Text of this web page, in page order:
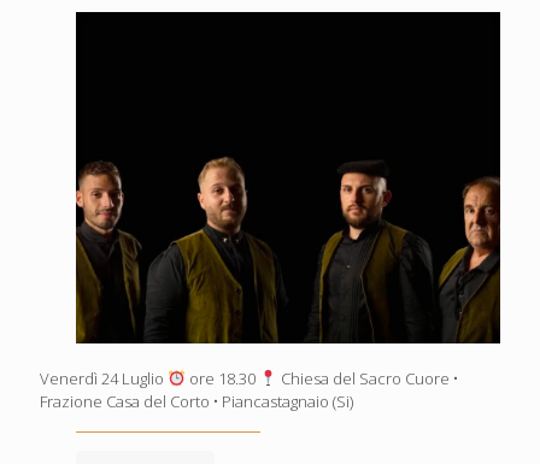
Venerdì 24 Luglio ore 18.30
Chiesa del Sacro Cuore •
Frazione Casa del Corto • Piancastagnaio (Si)